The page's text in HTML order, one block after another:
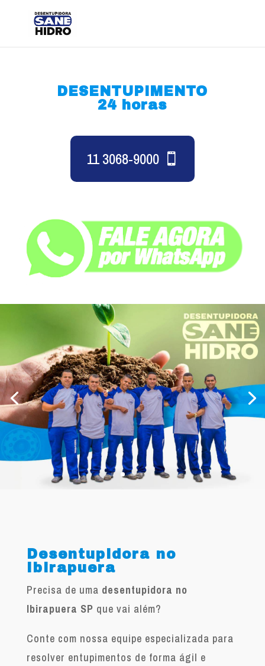
DESENTUPIMENTO
24 horas
11 3068-9000
Desentupidora no
Ibirapuera
Precisa de uma desentupidora no
Ibirapuera SP que vai além?
Conte com nossa equipe especializada para
resolver entupimentos de forma ágil e